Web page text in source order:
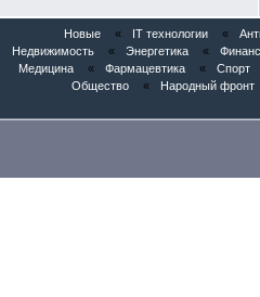
Новые « IT технологии «
Недвижимость
« Энергетика «
Медицина
« Фармацевтика « Спорт
Общество
« Народный фронт